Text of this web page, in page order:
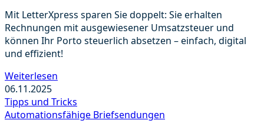
Mit LetterXpress sparen Sie doppelt: Sie erhalten
Rechnungen mit ausgewiesener Umsatzsteuer und
können Ihr Porto steuerlich absetzen – einfach, digital
und effizient!
Weiterlesen
06.11.2025
Tipps und Tricks
Automationsfähige Briefsendungen